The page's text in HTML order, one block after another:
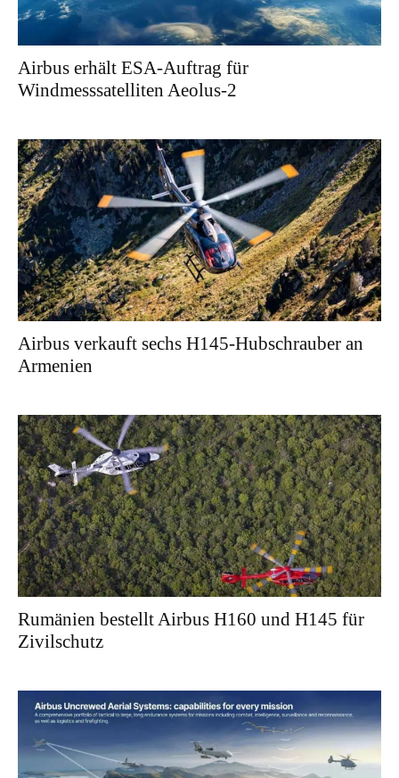
Airbus erhält ESA-Auftrag für
Windmesssatelliten Aeolus-2
Airbus verkauft sechs H145-Hubschrauber an
Armenien
Rumänien bestellt Airbus H160 und H145 für
Zivilschutz